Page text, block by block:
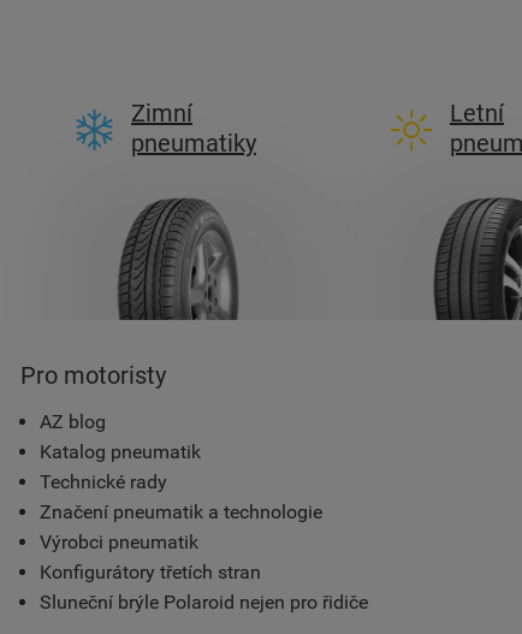
Zimní
pneumatiky
Letní
Pro motoristy
AZ blog
Katalog pneumatik
Technické rady
Značení pneumatik a technologie
Výrobci pneumatik
Konfigurátory třetích stran
Sluneční brýle Polaroid nejen pro řidiče